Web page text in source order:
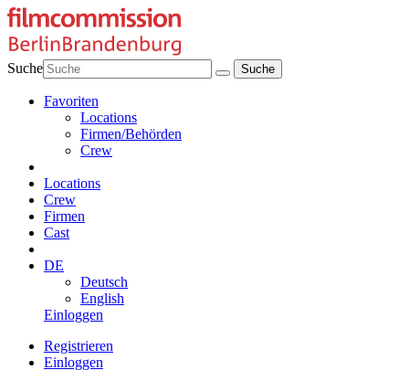
Suche
Favoriten
Locations
Firmen/Behörden
Crew
Locations
Crew
Firmen
Cast
DE
Deutsch
English
Einloggen
Registrieren
Einloggen